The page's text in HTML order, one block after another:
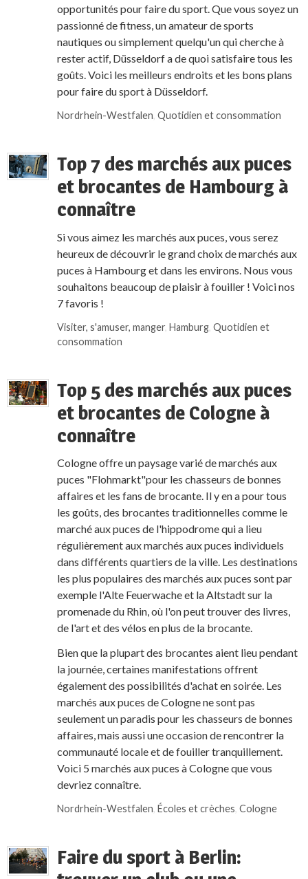
opportunités pour faire du sport. Que vous soyez un
passionné de fitness, un amateur de sports
nautiques ou simplement quelqu'un qui cherche à
rester actif, Düsseldorf a de quoi satisfaire tous les
goûts. Voici les meilleurs endroits et les bons plans
pour faire du sport à Düsseldorf.
Nordrhein-Westfalen ,Quotidien et consommation
Top 7 des marchés aux puces
et brocantes de Hambourg à
connaître
Si vous aimez les marchés aux puces, vous serez
heureux de découvrir le grand choix de marchés aux
puces à Hambourg et dans les environs. Nous vous
souhaitons beaucoup de plaisir à fouiller ! Voici nos
7 favoris !
Visiter, s'amuser, manger ,Hamburg ,Quotidien et
consommation
Top 5 des marchés aux puces
et brocantes de Cologne à
connaître
Cologne offre un paysage varié de marchés aux
puces "Flohmarkt"pour les chasseurs de bonnes
affaires et les fans de brocante. Il y en a pour tous
les goûts, des brocantes traditionnelles comme le
marché aux puces de l'hippodrome qui a lieu
régulièrement aux marchés aux puces individuels
dans différents quartiers de la ville. Les destinations
les plus populaires des marchés aux puces sont par
exemple l'Alte Feuerwache et la Altstadt sur la
promenade du Rhin, où l'on peut trouver des livres,
de l'art et des vélos en plus de la brocante.
Bien que la plupart des brocantes aient lieu pendant
la journée, certaines manifestations offrent
également des possibilités d'achat en soirée. Les
marchés aux puces de Cologne ne sont pas
seulement un paradis pour les chasseurs de bonnes
affaires, mais aussi une occasion de rencontrer la
communauté locale et de fouiller tranquillement.
Voici 5 marchés aux puces à Cologne que vous
devriez connaître.
Nordrhein-Westfalen ,Écoles et crèches ,Cologne
Faire du sport à Berlin: